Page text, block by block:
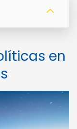
en